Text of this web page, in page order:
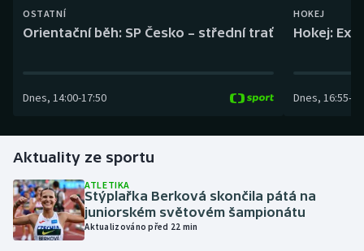
Florbal
Gymnastika
Házená
Jezdectví
OSTATNÍ
Orientační běh: SP Česko – střední trať
Dnes, 14:00-17:50
HOKEJ
Hokej:
Dnes, 16:55-
Aktuality ze sportu
ATLETIKA
Stýplařka Berková skončila pátá na
juniorském světovém šampionátu
Aktualizováno před 22 min